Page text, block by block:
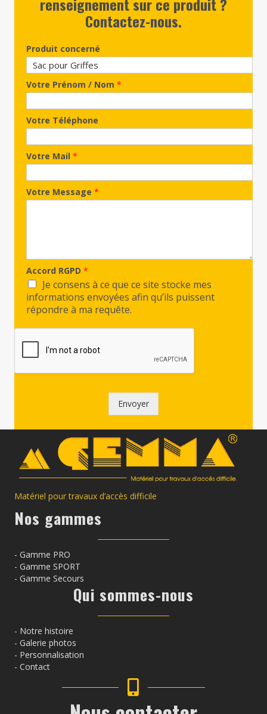
Contactez-nous.
Produit concerné
Votre Prénom / Nom *
Votre Téléphone
Votre Mail *
Votre Message *
Accord RGPD *
Je consens à ce que ce site stocke mes
informations envoyées afin qu’ils puissent
répondre à ma requête.
Envoyer
Matériel pour travaux d’accès difficile
Nos gammes
- Gamme PRO
- Gamme SPORT
- Gamme Secours
Qui sommes-nous
- Notre histoire
- Galerie photos
- Personnalisation
- Contact